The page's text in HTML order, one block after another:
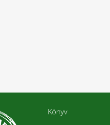
Könyv